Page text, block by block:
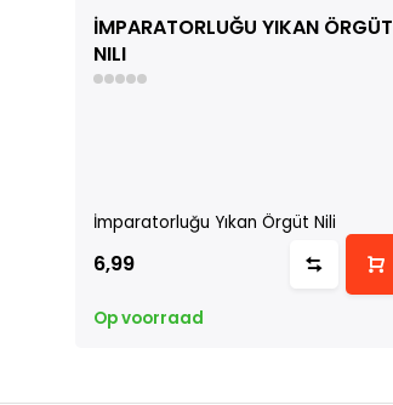
İMPARATORLUĞU YIKAN ÖRGÜT
NILI
İmparatorluğu Yıkan Örgüt Nili
6,99
Op voorraad